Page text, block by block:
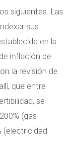
siguientes. Las
sus
en la
inflación de
la revisión de
que entre
se
(gas
(electricidad